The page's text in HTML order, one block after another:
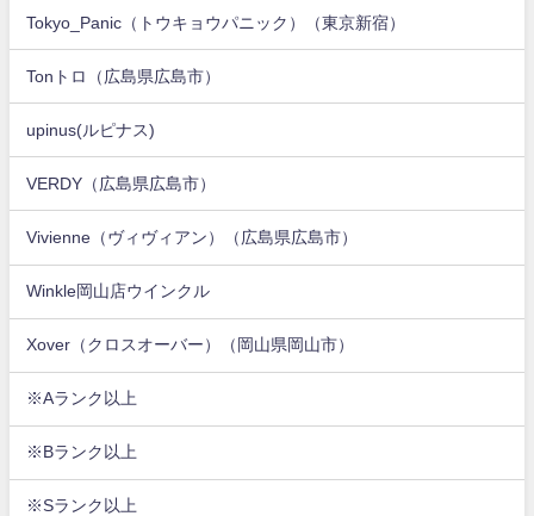
Tokyo_Panic（トウキョウパニック）（東京新宿）
Tonトロ（広島県広島市）
upinus(ルピナス)
VERDY（広島県広島市）
Vivienne（ヴィヴィアン）（広島県広島市）
Winkle岡山店ウインクル
Xover（クロスオーバー）（岡山県岡山市）
※Aランク以上
※Bランク以上
※Sランク以上